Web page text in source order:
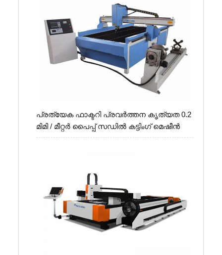
പ്രത്യേക ഫാക്ടറി പ്രവർത്തന കൃത്യത 0.2
മിമി / മീറ്റർ പൈപ്പ് സഡിൽ കട്ടിംഗ് മെഷീൻ